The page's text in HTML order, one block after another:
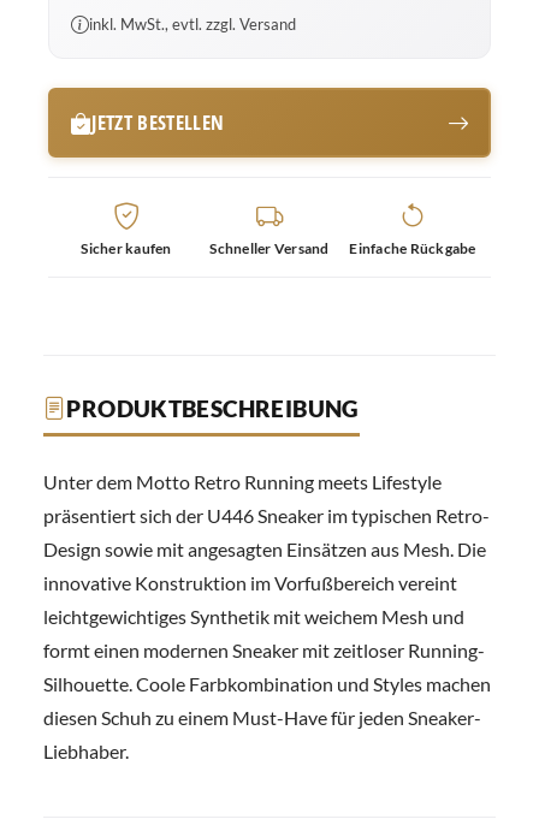
inkl. MwSt., evtl. zzgl. Versand
JETZT BESTELLEN
Sicher kaufen Schneller Versand Einfache Rückgabe
PRODUKTBESCHREIBUNG
Unter dem Motto Retro Running meets Lifestyle
präsentiert sich der U446 Sneaker im typischen Retro-
Design sowie mit angesagten Einsätzen aus Mesh. Die
innovative Konstruktion im Vorfußbereich vereint
leichtgewichtiges Synthetik mit weichem Mesh und
formt einen modernen Sneaker mit zeitloser Running-
Silhouette. Coole Farbkombination und Styles machen
diesen Schuh zu einem Must-Have für jeden Sneaker-
Liebhaber.